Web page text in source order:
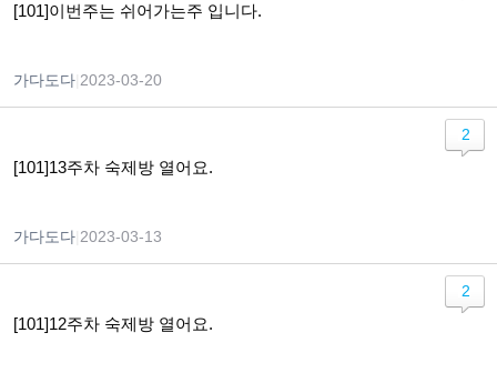
[101]이번주는 쉬어가는주 입니다.
가다도다 2023-03-20
[101]13주차 숙제방 열어요.
가다도다 2023-03-13
2
[101]12주차 숙제방 열어요.
2